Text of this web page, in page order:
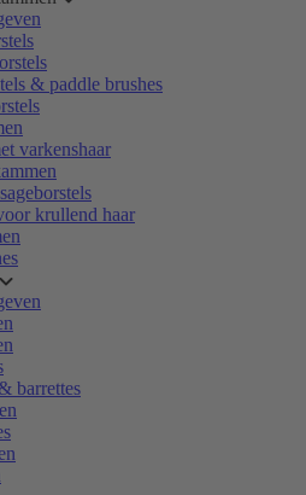
& paddle brushes
varkenshaar
krullend haar
barrettes